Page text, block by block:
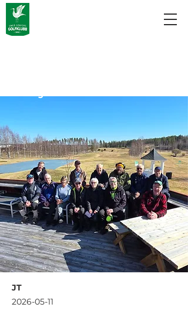
JT
2026-05-11